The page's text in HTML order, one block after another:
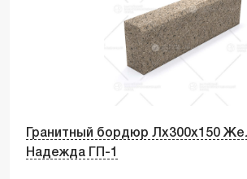
Гранитный бордюр Лх300х150
Надежда ГП-1